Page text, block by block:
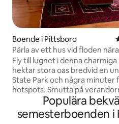
Boende i Pittsboro
Pärla av ett hus vid floden
Hill
Fly till lugnet i denna charmiga
hektar stora oas bredvid en
State Park och några minuter
hotspots. Smutta på
utsikt över frodiga trädgårdar.
av under ekens skuggiga
till ursprungliga trägolv, ett
Populära
semesterboenden i